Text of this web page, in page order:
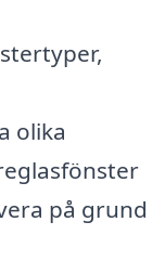
olika
på grund